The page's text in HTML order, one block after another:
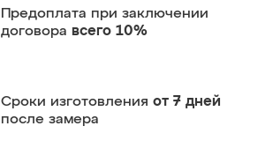
Предоплата при заключении
договора всего 10%
Сроки изготовления от 7 дней
после замера